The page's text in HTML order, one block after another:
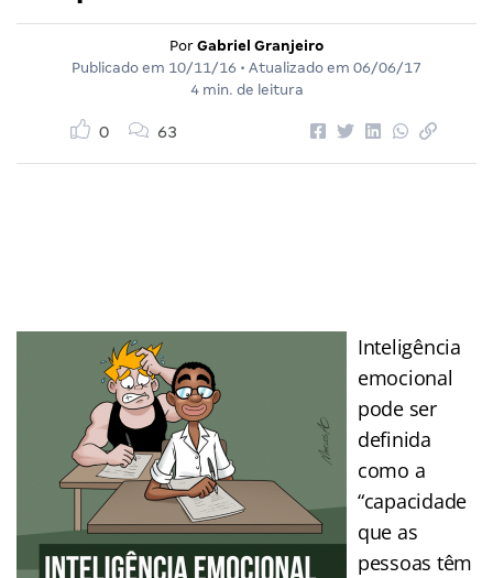
Por Gabriel Granjeiro
Publicado em 10/11/16 • Atualizado em 06/06/17
4 min. de leitura
0 63
Inteligência
emocional
pode ser
definida
como a
“capacidade
que as
pessoas têm